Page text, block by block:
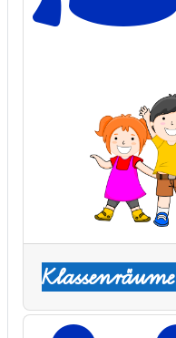
Klassenräume